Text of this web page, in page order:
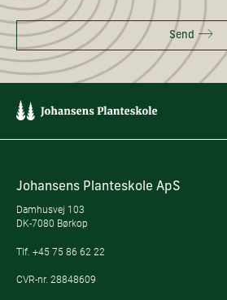
Send
Johansens Planteskole ApS
Damhusvej 103
DK-7080 Børkop
Tlf. +45 75 86 62 22
CVR-nr. 28848609